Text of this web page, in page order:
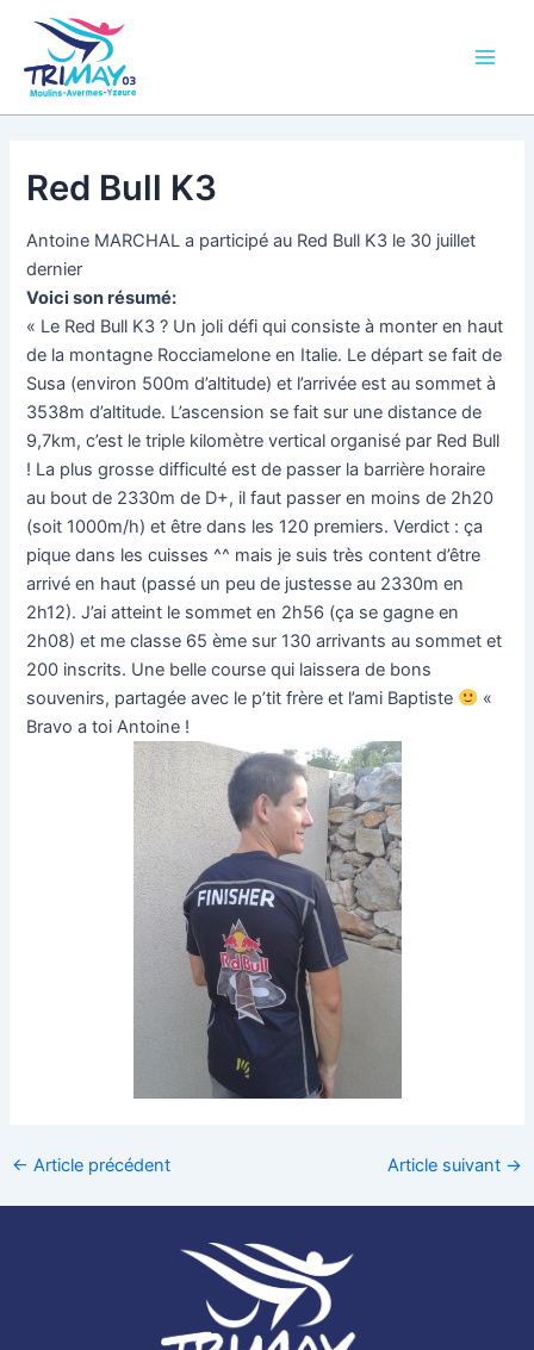
contenu
Red Bull K3
Antoine MARCHAL a participé au Red Bull K3 le 30 juillet
dernier
Voici son résumé:
« Le Red Bull K3 ? Un joli défi qui consiste à monter en haut
de la montagne Rocciamelone en Italie. Le départ se fait de
Susa (environ 500m d’altitude) et l’arrivée est au sommet à
3538m d’altitude. L’ascension se fait sur une distance de
9,7km, c’est le triple kilomètre vertical organisé par Red Bull
! La plus grosse difficulté est de passer la barrière horaire
au bout de 2330m de D+, il faut passer en moins de 2h20
(soit 1000m/h) et être dans les 120 premiers. Verdict : ça
pique dans les cuisses ^^ mais je suis très content d’être
arrivé en haut (passé un peu de justesse au 2330m en
2h12). J’ai atteint le sommet en 2h56 (ça se gagne en
2h08) et me classe 65 ème sur 130 arrivants au sommet et
200 inscrits. Une belle course qui laissera de bons
souvenirs, partagée avec le p’tit frère et l’ami Baptiste
«
Bravo a toi Antoine !
← Article précédent Article suivant →